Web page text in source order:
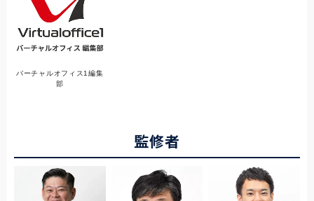
バーチャルオフィス1編集
部
監修者